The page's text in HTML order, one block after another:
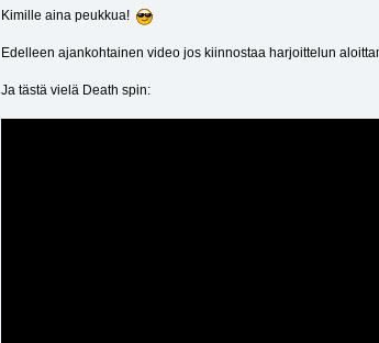
Kimille aina peukkua!
Edelleen ajankohtainen video jos kiinnostaa harjoittelun
Ja tästä vielä Death spin: